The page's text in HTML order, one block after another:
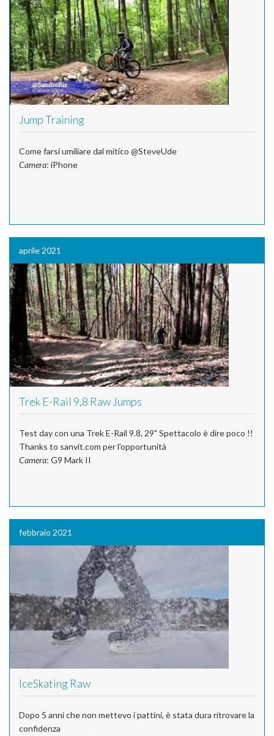
Jump Training
Come farsi umiliare dal mitico @SteveUde
Camera: iPhone
aprile 2021
Trek E-Rail 9,8 Raw Jumps
Test day con una Trek E-Rail 9.8, 29" Spettacolo è dire poco !!
Thanks to sanvit.com per l'opportunità
Camera: G9 Mark II
febbraio 2021
IceSkating Raw
Dopo 5 anni che non mettevo i pattini, è stata dura ritrovare la
confidenza